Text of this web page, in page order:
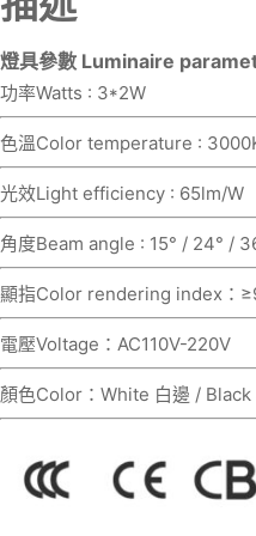
燈具參數 Luminaire
功率Watts : 3*2W
色溫Color temperature :
光效Light efficiency : 65lm/W
角度Beam angle : 15° / 24° /
顯指Color rendering index：
電壓Voltage：AC110V-220V
顏色Color：White 白邊 / Black